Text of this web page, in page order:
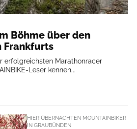
Böhme über den
Frankfurts
erfolgreichsten Marathonracer
Leser kennen...
HIER ÜBERNACHTEN MOUNTAINBIKER
IN GRAUBÜNDEN